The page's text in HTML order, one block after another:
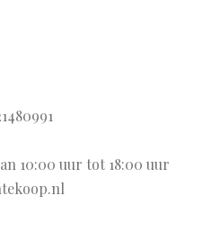
10:00 uur tot 18:00 uur